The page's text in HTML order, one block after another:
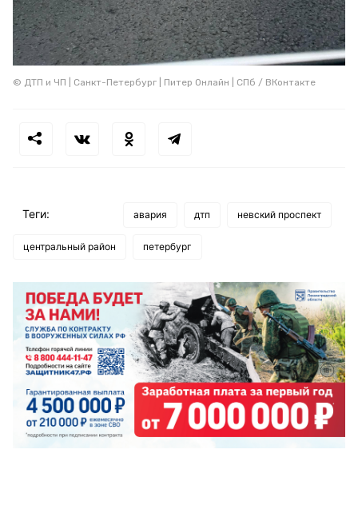
© ДТП и ЧП | Санкт-Петербург | Питер Онлайн | СПб / ВКонтакте
Теги: авария дтп невский проспект
центральный район петербург